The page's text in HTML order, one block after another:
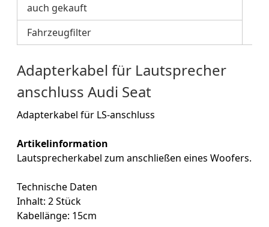
auch gekauft
Fahrzeugfilter
Adapterkabel für Lautsprecher
anschluss Audi Seat
Adapterkabel für LS-anschluss
Artikelinformation
Lautsprecherkabel zum anschließen eines Woofers.
Technische Daten
Inhalt: 2 Stück
Kabellänge: 15cm